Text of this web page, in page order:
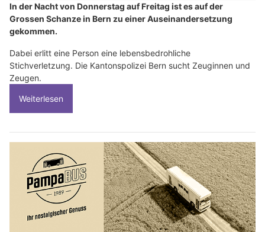
In der Nacht von Donnerstag auf Freitag ist es auf der
Grossen Schanze in Bern zu einer Auseinandersetzung
gekommen.
Dabei erlitt eine Person eine lebensbedrohliche
Stichverletzung. Die Kantonspolizei Bern sucht Zeuginnen und
Zeugen.
Weiterlesen